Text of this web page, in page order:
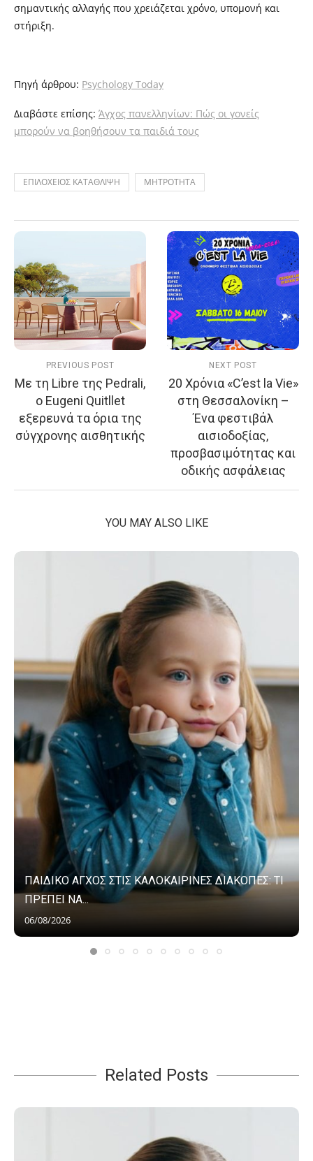
σημαντικής αλλαγής που χρειάζεται χρόνο, υπομονή και
στήριξη.
Πηγή άρθρου: Psychology Today
Διαβάστε επίσης: Άγχος πανελληνίων: Πώς οι γονείς
μπορούν να βοηθήσουν τα παιδιά τους
ΕΠΙΛΟΧΕΙΟΣ ΚΑΤΑΘΛΙΨΗ ΜΗΤΡΟΤΗΤΑ
PREVIOUS POST
Με τη Libre της Pedrali,
ο Eugeni Quitllet
εξερευνά τα όρια της
σύγχρονης αισθητικής
NEXT POST
20 Χρόνια «C’est la Vie»
στη Θεσσαλονίκη –
Ένα φεστιβάλ
αισιοδοξίας,
προσβασιμότητας και
οδικής ασφάλειας
YOU MAY ALSO LIKE
ΠΑΙΔΙΚΟ ΑΓΧΟΣ ΣΤΙΣ ΚΑΛΟΚΑΙΡΙΝΕΣ ΔΙΑΚΟΠΕΣ: ΤΙ
ΠΡΕΠΕΙ ΝΑ...
06/08/2026
Related Posts